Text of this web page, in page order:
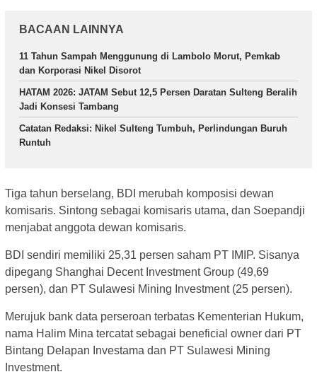
BACAAN LAINNYA
11 Tahun Sampah Menggunung di Lambolo Morut, Pemkab
dan Korporasi Nikel Disorot
HATAM 2026: JATAM Sebut 12,5 Persen Daratan Sulteng Beralih
Jadi Konsesi Tambang
Catatan Redaksi: Nikel Sulteng Tumbuh, Perlindungan Buruh
Runtuh
Tiga tahun berselang, BDI merubah komposisi dewan
komisaris. Sintong sebagai komisaris utama, dan Soepandji
menjabat anggota dewan komisaris.
BDI sendiri memiliki 25,31 persen saham PT IMIP. Sisanya
dipegang Shanghai Decent Investment Group (49,69
persen), dan PT Sulawesi Mining Investment (25 persen).
Merujuk bank data perseroan terbatas Kementerian Hukum,
nama Halim Mina tercatat sebagai beneficial owner dari PT
Bintang Delapan Investama dan PT Sulawesi Mining
Investment.